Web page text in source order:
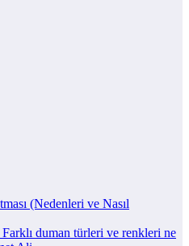
(Nedenleri ve Nasıl
duman türleri ve renkleri ne